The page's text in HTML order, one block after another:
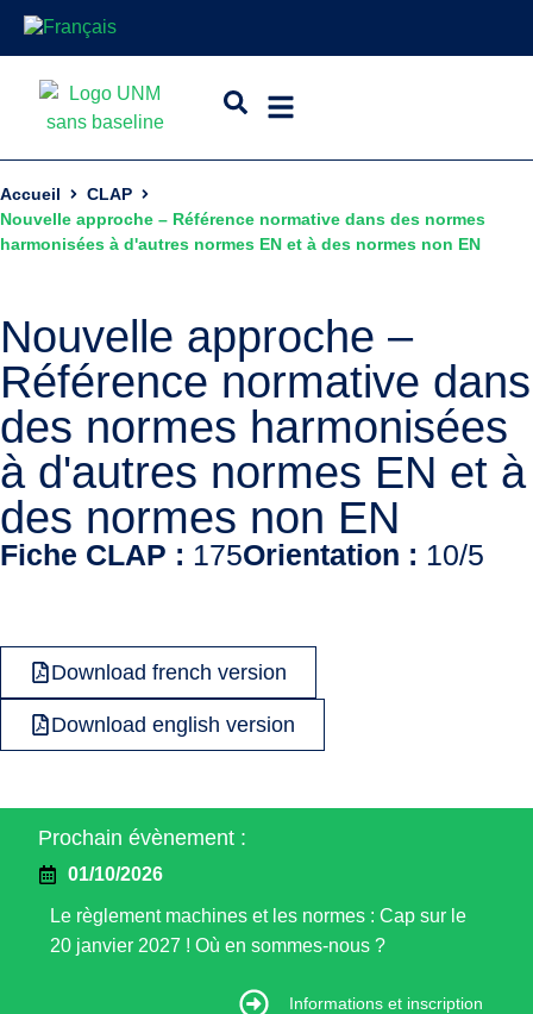
Accueil
CLAP
Nouvelle approche – Référence normative dans des normes
harmonisées à d'autres normes EN et à des normes non EN
Nouvelle approche –
Référence normative dans
des normes harmonisées
à d'autres normes EN et à
des normes non EN
Fiche CLAP : 175Orientation : 10/5
Download french version
Download english version
Prochain évènement :
01/10/2026
Le règlement machines et les normes : Cap sur le
20 janvier 2027 ! Où en sommes-nous ?
Informations et inscription